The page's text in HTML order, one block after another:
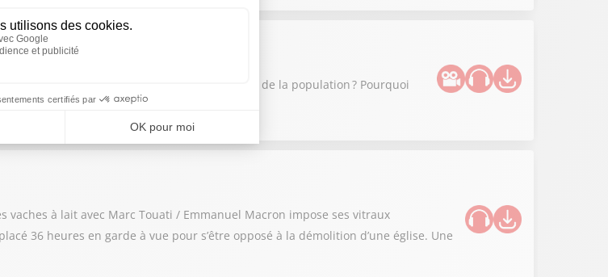
est-elle davantage au service du pouvoir que de la population ? Pourquoi
vaches à lait avec Marc Touati / Emmanuel Macron impose ses vitraux
36 heures en garde à vue pour s’être opposé à la démolition d’une église. Une